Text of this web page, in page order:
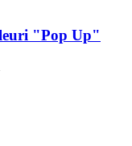
"Pop Up"